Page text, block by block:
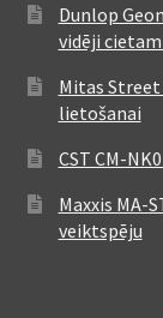
Dunlop
vidēji
Mitas Street
lietošanai
CST CM-
Maxxis MA-
veiktspēju